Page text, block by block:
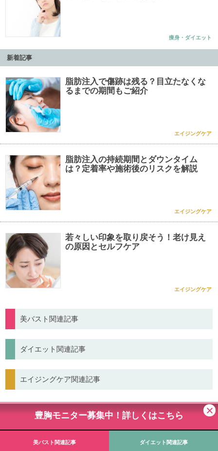
痩身・ダイエット
新着記事
脂肪注入で傷跡は残る？目立たなくな
るまでの期間もご紹介
エイジングケア
脂肪注入の持続期間とダウンタイム
は？定着率や施術後のリスクを解説
エイジングケア
若々しい印象を取り戻そう！老け見え
の原因とセルフケア
エイジングケア
美バスト関連記事
ダイエット関連記事
エイジングケア関連記事
Copyright （C） Biomaster, Inc All Rights Reserved.
当サイトの画像及び文章の無断転載を禁止致します。
美バスト関連記事 ダイエット関連記事
豊胸モニター募集中！詳しくはこちら